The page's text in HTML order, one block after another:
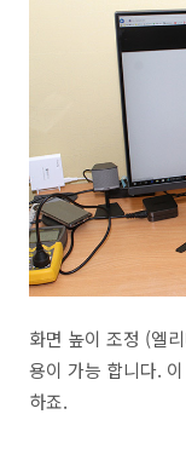
화면 높이 조정 (엘
용이 가능 합니다.
하죠.